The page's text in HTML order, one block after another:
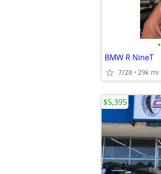
•
BMW R NineT
7/28 29k mi
$5,395